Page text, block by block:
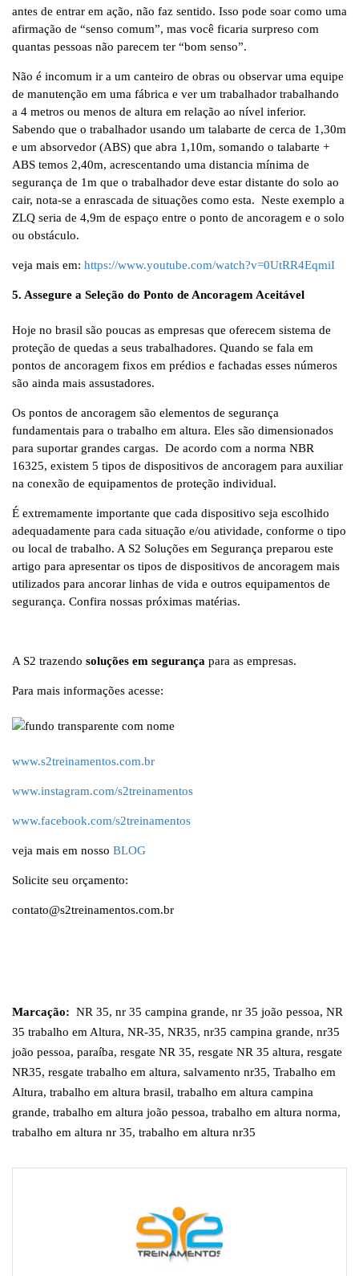
antes de entrar em ação, não faz sentido. Isso pode soar como uma
afirmação de “senso comum”, mas você ficaria surpreso com
quantas pessoas não parecem ter “bom senso”.
Não é incomum ir a um canteiro de obras ou observar uma equipe
de manutenção em uma fábrica e ver um trabalhador trabalhando
a 4 metros ou menos de altura em relação ao nível inferior.
Sabendo que o trabalhador usando um talabarte de cerca de 1,30m
e um absorvedor (ABS) que abra 1,10m, somando o talabarte +
ABS temos 2,40m, acrescentando uma distancia mínima de
segurança de 1m que o trabalhador deve estar distante do solo ao
cair, nota-se a enrascada de situações como esta. Neste exemplo a
ZLQ seria de 4,9m de espaço entre o ponto de ancoragem e o solo
ou obstáculo.
veja mais em: https://www.youtube.com/watch?v=0UtRR4EqmiI
5. Assegure a Seleção do Ponto de Ancoragem Aceitável
Hoje no brasil são poucas as empresas que oferecem sistema de
proteção de quedas a seus trabalhadores. Quando se fala em
pontos de ancoragem fixos em prédios e fachadas esses números
são ainda mais assustadores.
Os pontos de ancoragem são elementos de segurança
fundamentais para o trabalho em altura. Eles são dimensionados
para suportar grandes cargas. De acordo com a norma NBR
16325, existem 5 tipos de dispositivos de ancoragem para auxiliar
na conexão de equipamentos de proteção individual.
É extremamente importante que cada dispositivo seja escolhido
adequadamente para cada situação e/ou atividade, conforme o tipo
ou local de trabalho. A S2 Soluções em Segurança preparou este
artigo para apresentar os tipos de dispositivos de ancoragem mais
utilizados para ancorar linhas de vida e outros equipamentos de
segurança. Confira nossas próximas matérias.
A S2 trazendo soluções em segurança para as empresas.
Para mais informações acesse:
www.s2treinamentos.com.br
www.instagram.com/s2treinamentos
www.facebook.com/s2treinamentos
veja mais em nosso BLOG
Solicite seu orçamento:
contato@s2treinamentos.com.br
Marcação: NR 35, nr 35 campina grande, nr 35 joão pessoa, NR
35 trabalho em Altura, NR-35, NR35, nr35 campina grande, nr35
joão pessoa, paraíba, resgate NR 35, resgate NR 35 altura, resgate
NR35, resgate trabalho em altura, salvamento nr35, Trabalho em
Altura, trabalho em altura brasil, trabalho em altura campina
grande, trabalho em altura joão pessoa, trabalho em altura norma,
trabalho em altura nr 35, trabalho em altura nr35